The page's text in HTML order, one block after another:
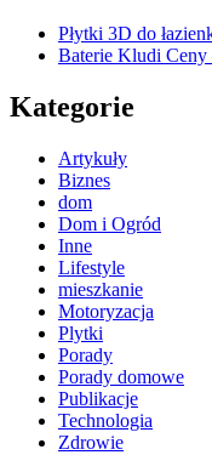
Płytki 3D do
Baterie Kludi Ceny
Kategorie
Artykuły
Biznes
dom
Dom i Ogród
Inne
Lifestyle
mieszkanie
Motoryzacja
Plytki
Porady
Porady domowe
Publikacje
Technologia
Zdrowie